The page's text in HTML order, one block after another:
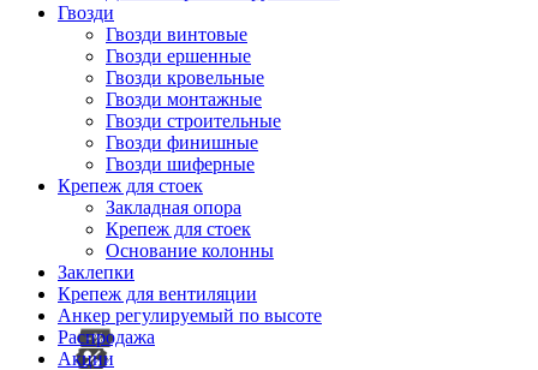
Гвозди
Гвозди винтовые
Гвозди ершенные
Гвозди кровельные
Гвозди монтажные
Гвозди строительные
Гвозди финишные
Гвозди шиферные
Крепеж для стоек
Закладная опора
Крепеж для стоек
Основание колонны
Заклепки
Крепеж для вентиляции
Анкер регулируемый по высоте
Распродажа
Акции